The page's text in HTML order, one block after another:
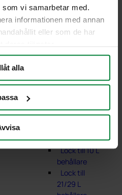
vi samarbetar med.
informationen med annan
eller som de har
alla
Lock behållare
behållare
Lock till 10 L
behållare
Lock till
21/29 L